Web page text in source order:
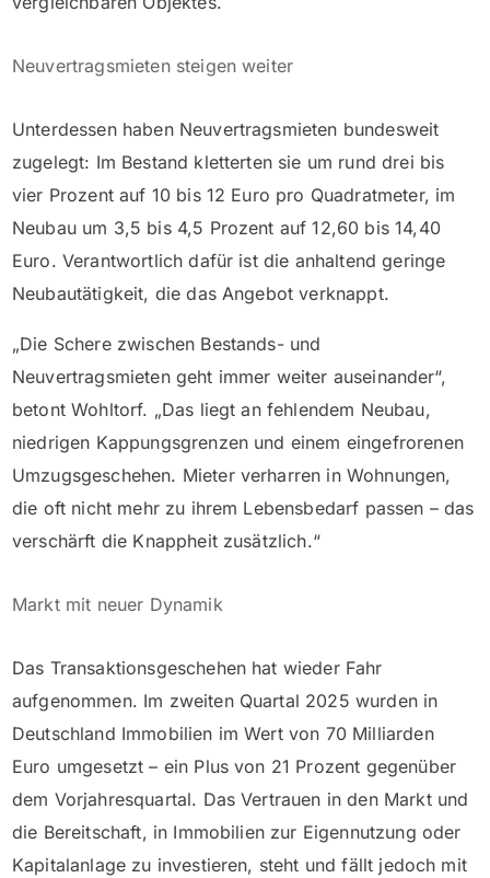
Neuvertragsmieten steigen weiter
Unterdessen haben Neuvertragsmieten bundesweit
zugelegt: Im Bestand kletterten sie um rund drei bis
vier Prozent auf 10 bis 12 Euro pro Quadratmeter, im
Neubau um 3,5 bis 4,5 Prozent auf 12,60 bis 14,40
Euro. Verantwortlich dafür ist die anhaltend geringe
Neubautätigkeit, die das Angebot verknappt.
„Die Schere zwischen Bestands- und
Neuvertragsmieten geht immer weiter auseinander“,
betont Wohltorf. „Das liegt an fehlendem Neubau,
niedrigen Kappungsgrenzen und einem eingefrorenen
Umzugsgeschehen. Mieter verharren in Wohnungen,
die oft nicht mehr zu ihrem Lebensbedarf passen – das
verschärft die Knappheit zusätzlich.“
Markt mit neuer Dynamik
Das Transaktionsgeschehen hat wieder Fahr
aufgenommen. Im zweiten Quartal 2025 wurden in
Deutschland Immobilien im Wert von 70 Milliarden
Euro umgesetzt – ein Plus von 21 Prozent gegenüber
dem Vorjahresquartal. Das Vertrauen in den Markt und
die Bereitschaft, in Immobilien zur Eigennutzung oder
Kapitalanlage zu investieren, steht und fällt jedoch mit